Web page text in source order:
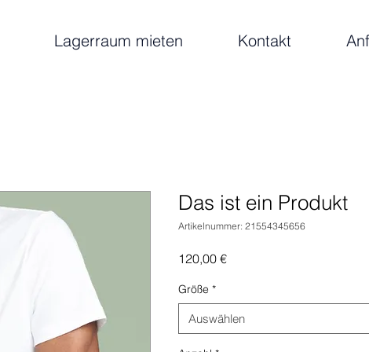
Lagerraum mieten Kontakt
Das ist ein Produkt
Artikelnummer: 21554345656
120,00 €Preis
Größe *
Auswählen